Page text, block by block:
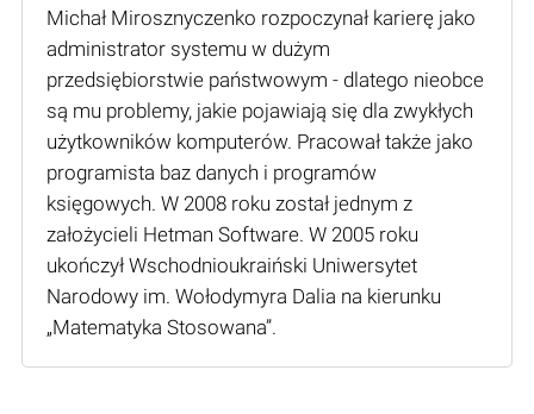
Michał Mirosznyczenko rozpoczynał karierę jako
administrator systemu w dużym
przedsiębiorstwie państwowym - dlatego nieobce
są mu problemy, jakie pojawiają się dla zwykłych
użytkowników komputerów. Pracował także jako
programista baz danych i programów
księgowych. W 2008 roku został jednym z
założycieli Hetman Software. W 2005 roku
ukończył Wschodnioukraiński Uniwersytet
Narodowy im. Wołodymyra Dalia na kierunku
„Matematyka Stosowana”.